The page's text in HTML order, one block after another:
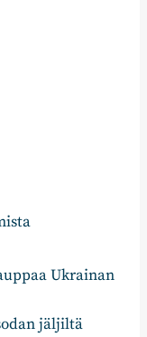
Ukrainan
jäljiltä